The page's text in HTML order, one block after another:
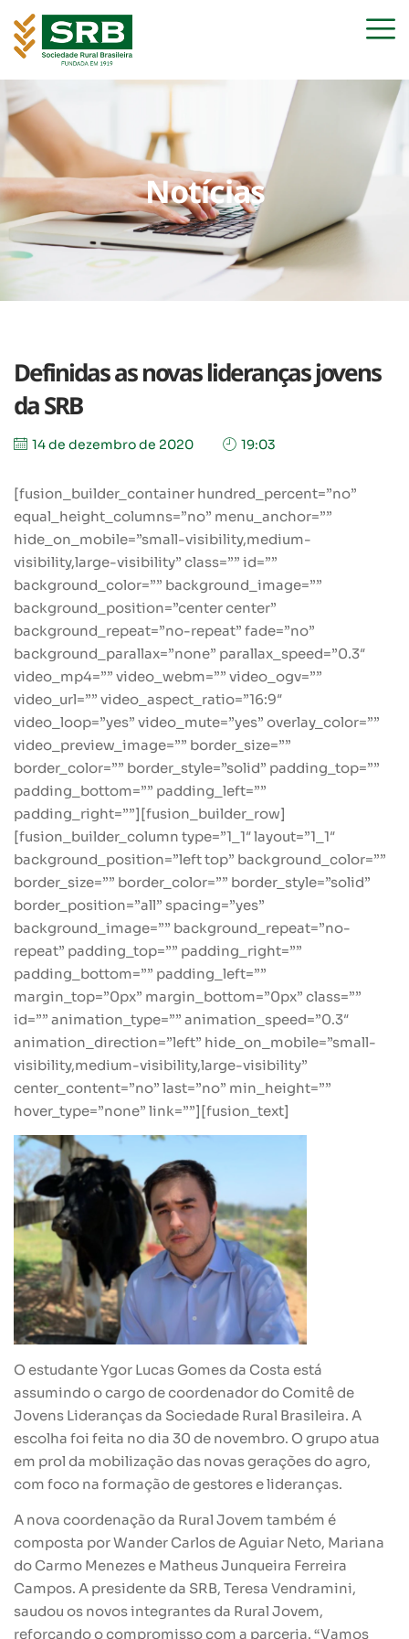
Notícias
Definidas as novas lideranças jovens
da SRB
14 de dezembro de 2020 19:03
[fusion_builder_container hundred_percent=”no”
equal_height_columns=”no” menu_anchor=””
hide_on_mobile=”small-visibility,medium-
visibility,large-visibility” class=”” id=””
background_color=”” background_image=””
background_position=”center center”
background_repeat=”no-repeat” fade=”no”
background_parallax=”none” parallax_speed=”0.3″
video_mp4=”” video_webm=”” video_ogv=””
video_url=”” video_aspect_ratio=”16:9″
video_loop=”yes” video_mute=”yes” overlay_color=””
video_preview_image=”” border_size=””
border_color=”” border_style=”solid” padding_top=””
padding_bottom=”” padding_left=””
padding_right=””][fusion_builder_row]
[fusion_builder_column type=”1_1″ layout=”1_1″
background_position=”left top” background_color=””
border_size=”” border_color=”” border_style=”solid”
border_position=”all” spacing=”yes”
background_image=”” background_repeat=”no-
repeat” padding_top=”” padding_right=””
padding_bottom=”” padding_left=””
margin_top=”0px” margin_bottom=”0px” class=””
id=”” animation_type=”” animation_speed=”0.3″
animation_direction=”left” hide_on_mobile=”small-
visibility,medium-visibility,large-visibility”
center_content=”no” last=”no” min_height=””
hover_type=”none” link=””][fusion_text]
O estudante Ygor Lucas Gomes da Costa está
assumindo o cargo de coordenador do Comitê de
Jovens Lideranças da Sociedade Rural Brasileira. A
escolha foi feita no dia 30 de novembro. O grupo atua
em prol da mobilização das novas gerações do agro,
com foco na formação de gestores e lideranças.
A nova coordenação da Rural Jovem também é
composta por Wander Carlos de Aguiar Neto, Mariana
do Carmo Menezes e Matheus Junqueira Ferreira
Campos. A presidente da SRB, Teresa Vendramini,
saudou os novos integrantes da Rural Jovem,
reforçando o compromisso com a parceria. “Vamos